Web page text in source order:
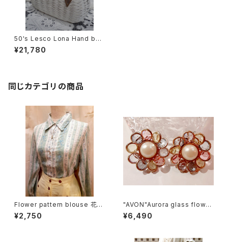
50's Lesco Lona Hand bag
ビニールハンドバッグ
¥21,780
同じカテゴリの商品
Flower pattern blouse 花柄
ブラウス
¥2,750
"AVON"Aurora glass flower
motif earrings オーロラガラ
ス フラワーモチーフ イヤリング
¥6,490